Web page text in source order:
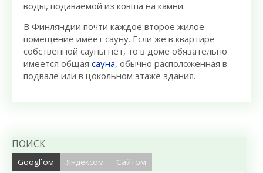
воды, подаваемой из ковша на камни.
В Финляндии почти каждое второе жилое
помещение имеет сауну. Если же в квартире
собственной сауны нет, то в доме обязательно
имеется общая сауна, обычно расположенная в
подвале или в цокольном этаже здания.
ПОИСК
Googl`ом Яндексом Сайтом